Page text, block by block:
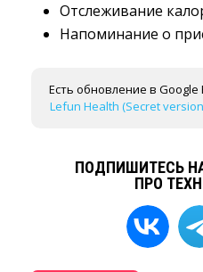
Отслеживание
Напоминание о
Есть обновление в Google
Lefun Health (Secret
ПОДПИШИТЕСЬ
ПРО